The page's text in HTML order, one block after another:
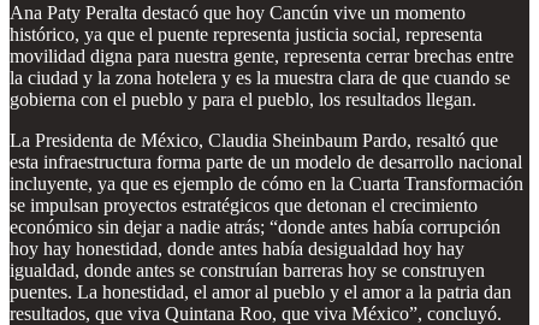
Ana Paty Peralta destacó que hoy Cancún vive un momento
histórico, ya que el puente representa justicia social, representa
movilidad digna para nuestra gente, representa cerrar brechas entre
la ciudad y la zona hotelera y es la muestra clara de que cuando se
gobierna con el pueblo y para el pueblo, los resultados llegan.
La Presidenta de México, Claudia Sheinbaum Pardo, resaltó que
esta infraestructura forma parte de un modelo de desarrollo nacional
incluyente, ya que es ejemplo de cómo en la Cuarta Transformación
se impulsan proyectos estratégicos que detonan el crecimiento
económico sin dejar a nadie atrás; “donde antes había corrupción
hoy hay honestidad, donde antes había desigualdad hoy hay
igualdad, donde antes se construían barreras hoy se construyen
puentes. La honestidad, el amor al pueblo y el amor a la patria dan
resultados, que viva Quintana Roo, que viva México”, concluyó.